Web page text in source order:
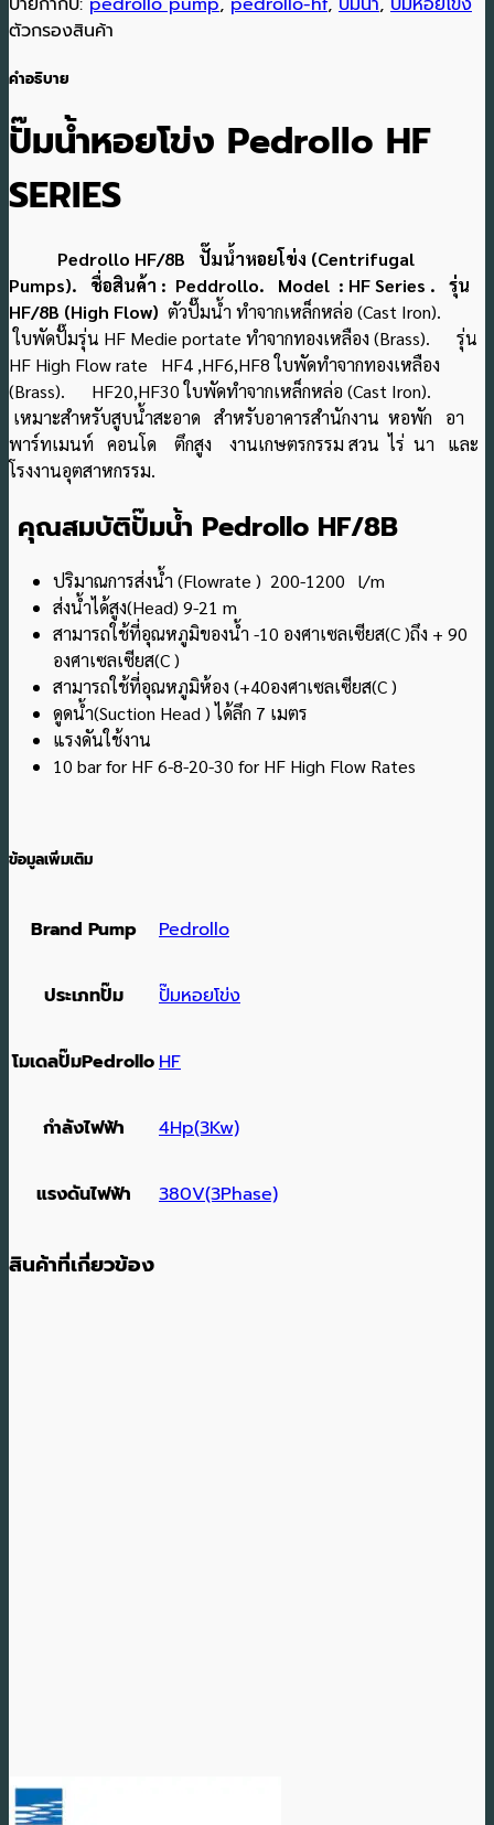
ตัวกรองสินค้า
คำอธิบาย
ปั๊มน้ำหอยโข่ง Pedrollo HF
SERIES
Pedrollo HF/8B ปั๊มน้ำหอยโข่ง (Centrifugal
Pumps). ชื่อสินค้า : Peddrollo. Model : HF Series . รุ่น
HF/8B (High Flow) ตัวปั๊มน้ำ ทำจากเหล็กหล่อ (Cast Iron).
ใบพัดปั๊มรุ่น HF Medie portate ทำจากทองเหลือง (Brass). รุ่น
HF High Flow rate HF4 ,HF6,HF8 ใบพัดทำจากทองเหลือง
(Brass). HF20,HF30 ใบพัดทำจากเหล็กหล่อ (Cast Iron).
เหมาะสำหรับสูบน้ำสะอาด สำหรับอาคารสำนักงาน หอพัก อา
พาร์ทเมนท์ คอนโด ตึกสูง งานเกษตรกรรม สวน ไร่ นา และ
โรงงานอุตสาหกรรม.
คุณสมบัติปั๊มน้ำ Pedrollo HF/8B
ปริมาณการส่งน้ำ (Flowrate ) 200-1200 l/m
ส่งน้ำได้สูง(Head) 9-21 m
สามารถใช้ที่อุณหภูมิของน้ำ -10 องศาเซลเซียส(C )ถึง + 90
องศาเซลเซียส(C )
สามารถใช้ที่อุณหภูมิห้อง (+40องศาเซลเซียส(C )
ดูดน้ำ(Suction Head ) ได้ลึก 7 เมตร
แรงดันใช้งาน
10 bar for HF 6-8-20-30 for HF High Flow Rates
ข้อมูลเพิ่มเติม
Brand Pump Pedrollo
ประเภทปั๊ม ปั๊มหอยโข่ง
โมเดลปั๊มPedrolloHF
กำลังไฟฟ้า 4Hp(3Kw)
แรงดันไฟฟ้า 380V(3Phase)
สินค้าที่เกี่ยวข้อง